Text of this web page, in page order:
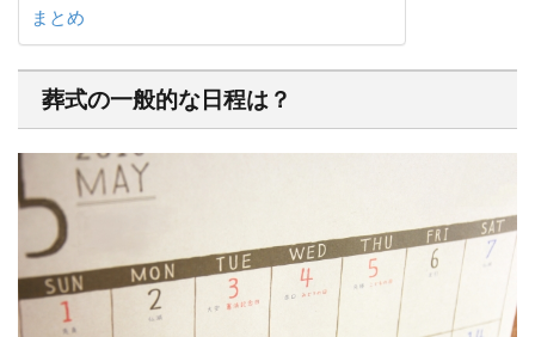
まとめ
葬式の一般的な日程は？